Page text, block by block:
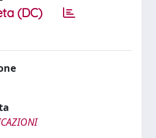
(DC)